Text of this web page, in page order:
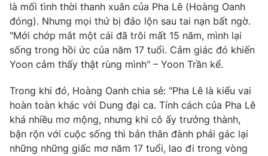
VTV4 Vươn mình bằng AI
VTV9 VTV8
THỜI BÁO VTV
là mối tình thời thanh xuân của Pha Lê (Hoàng Oanh
đóng). Nhưng mọi thứ bị đảo lộn sau tai nạn bất ngờ.
"Mới chớp mắt một cái đã trôi mất 15 năm, mình lại
sống trong hồi ức của năm 17 tuổi. Cảm giác đó khiến
Yoon cảm thấy thật rùng mình" – Yoon Trần kể.
Trong khi đó, Hoàng Oanh chia sẻ: "Pha Lê là kiểu vai
hoàn toàn khác với Dung đại ca. Tính cách của Pha Lê
khá nhiều mơ mộng, nhưng khi cô ấy trưởng thành,
bận rộn với cuộc sống thì bản thân đành phải gác lại
những những giấc mơ năm 17 tuổi, lao đi trong vòng